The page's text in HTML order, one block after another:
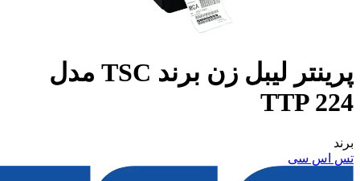
پرینتر لیبل زن برند TSC مدل
TTP 224
برند
تس اس سی